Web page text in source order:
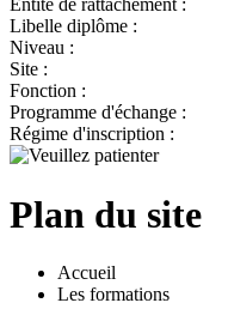
Entité de rattachement :
Libelle diplôme :
Niveau :
Site :
Fonction :
Programme d'échange :
Régime d'inscription :
Plan du site
Accueil
Les formations